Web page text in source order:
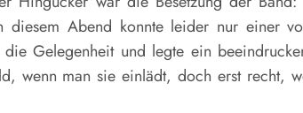
diesem Abend konnte leider nur einer
Gelegenheit und legte ein
wenn man sie einlädt, doch erst recht,